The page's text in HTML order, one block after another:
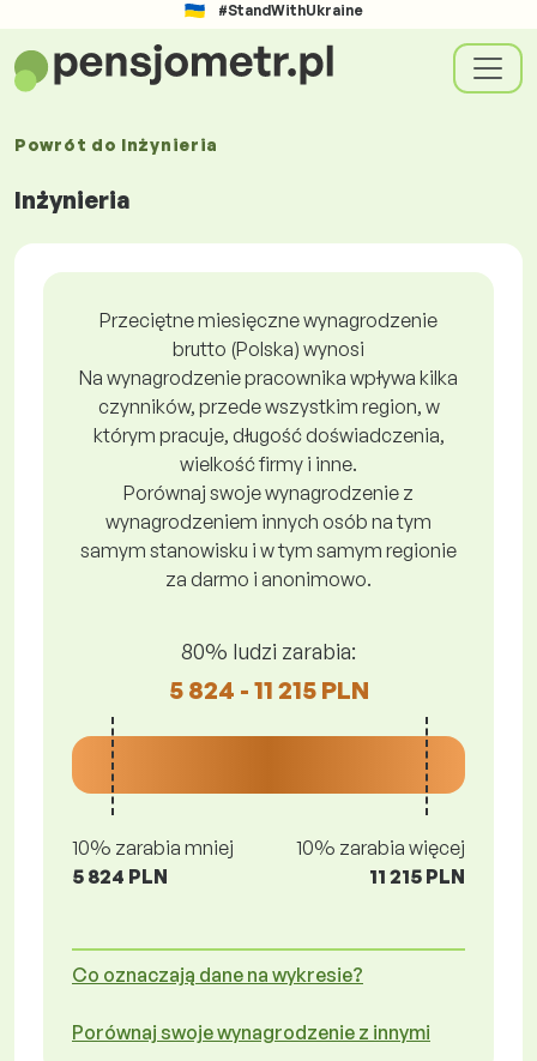
#StandWithUkraine
Powrót do Inżynieria
Inżynieria
Przeciętne miesięczne wynagrodzenie
brutto (Polska) wynosi
Na wynagrodzenie pracownika wpływa kilka
czynników, przede wszystkim region, w
którym pracuje, długość doświadczenia,
wielkość firmy i inne.
Porównaj swoje wynagrodzenie z
wynagrodzeniem innych osób na tym
samym stanowisku i w tym samym regionie
za darmo i anonimowo.
80% ludzi zarabia:
5 824 - 11 215 PLN
10% zarabia mniej
5 824 PLN
10% zarabia więcej
11 215 PLN
Co oznaczają dane na wykresie?
Porównaj swoje wynagrodzenie z innymi